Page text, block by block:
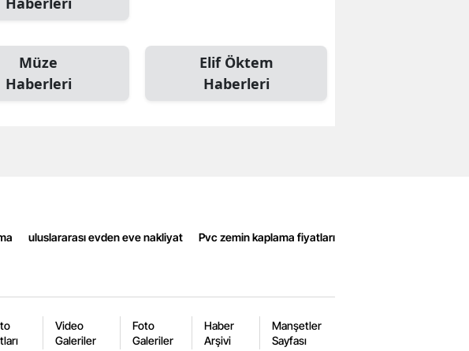
Müze
Haberleri
Elif Öktem
Haberleri
uluslararası evden eve nakliyat Pvc zemin kaplama fiyatları
Video
Galeriler
Foto
Galeriler
Haber
Arşivi
Manşetler
Sayfası